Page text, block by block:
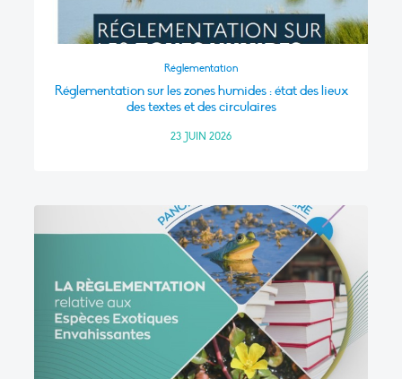
Réglementation
Réglementation sur les zones humides : état des lieux
des textes et des circulaires
23 JUIN 2026